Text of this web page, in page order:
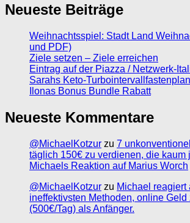
Neueste Beiträge
Weihnachtsspiel: Stadt Land
und PDF)
Ziele setzen – Ziele erreichen
Eintrag auf der Piazza / Netzwerk-
Sarahs Keto-
Ilonas Bonus Bundle Rabatt
Neueste Kommentare
@MichaelKotzur zu 7
täglich 150€ zu verdienen, die kaum
Michaels Reaktion auf Marius Worch
@MichaelKotzur zu Michael reagiert
ineffektivsten Methoden, online Geld
(500€/Tag) als Anfänger.